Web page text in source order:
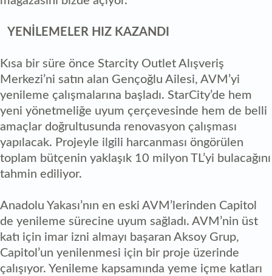
YENİLEMELER HIZ KAZANDI
Kısa bir süre önce Starcity Outlet Alışveriş
Merkezi’ni satın alan Gençoğlu Ailesi, AVM’yi
yenileme çalışmalarına başladı. StarCity’de hem
yeni yönetmeliğe uyum çerçevesinde hem de belli
amaçlar doğrultusunda renovasyon çalışması
yapılacak. Projeyle ilgili harcanması öngörülen
toplam bütçenin yaklaşık 10 milyon TL’yi bulacağını
tahmin ediliyor.
Anadolu Yakası’nın en eski AVM’lerinden Capitol
de yenileme sürecine uyum sağladı. AVM’nin üst
katı için imar izni almayı başaran Aksoy Grup,
Capitol’un yenilenmesi için bir proje üzerinde
çalışıyor. Yenileme kapsamında yeme içme katları